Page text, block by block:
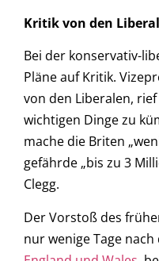
Kritik von den
Bei der konservativ-
Pläne auf Kritik.
von den Liberalen,
wichtigen Dinge zu
mache die Briten
gefährde „bis zu 3
Clegg.
Der Vorstoß des
nur wenige Tage nach